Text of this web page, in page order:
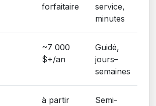
forfaitaire
service,
minutes
~7 000
$+/an
Guidé,
jours–
semaines
à partir
Semi-